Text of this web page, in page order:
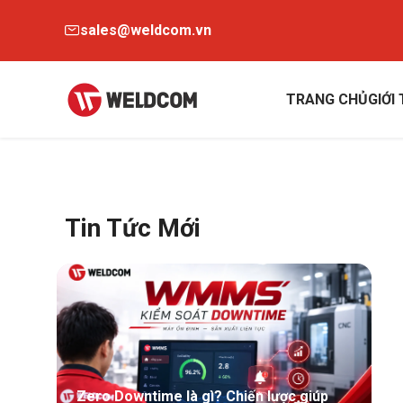
sales@weldcom.vn
TRANG CHỦGIỚI
Tin Tức Mới
Zero Downtime là gì? Chiến lược giúp